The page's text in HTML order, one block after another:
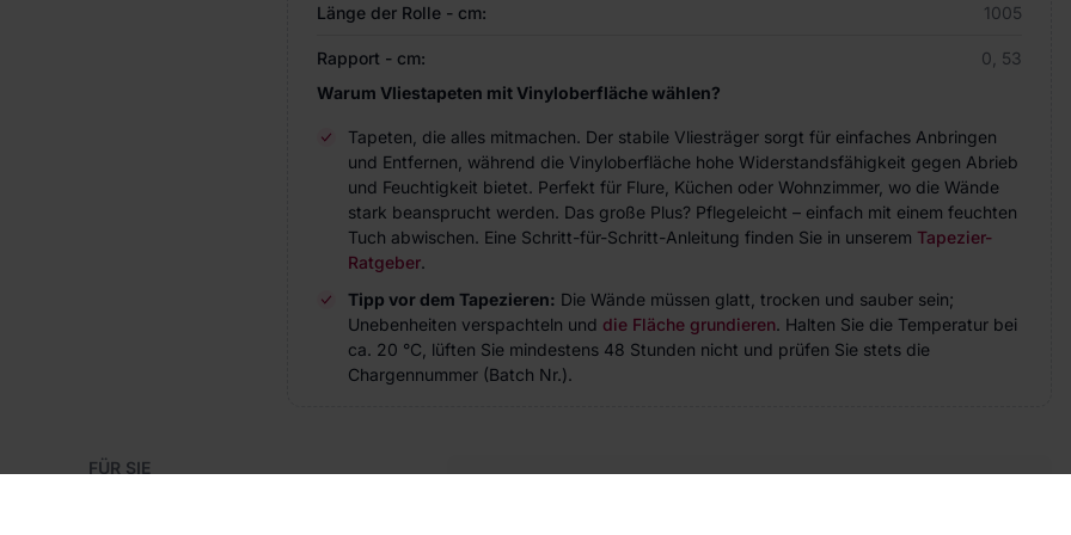
Länge der Rolle - cm: 1005
Rapport - cm:
0, 53
Warum Vliestapeten mit Vinyloberfläche wählen?
Tapeten, die alles mitmachen. Der stabile Vliesträger sorgt für einfaches Anbringen
und Entfernen, während die Vinyloberfläche hohe Widerstandsfähigkeit gegen Abrieb
und Feuchtigkeit bietet. Perfekt für Flure, Küchen oder Wohnzimmer, wo die Wände
stark beansprucht werden. Das große Plus? Pflegeleicht – einfach mit einem feuchten
Tuch abwischen. Eine Schritt-für-Schritt-Anleitung finden Sie in unserem Tapezier-
Ratgeber.
Tipp vor dem Tapezieren: Die Wände müssen glatt, trocken und sauber sein;
Unebenheiten verspachteln und die Fläche grundieren. Halten Sie die Temperatur bei
ca. 20 °C, lüften Sie mindestens 48 Stunden nicht und prüfen Sie stets die
Chargennummer (Batch Nr.).
FÜR SIE